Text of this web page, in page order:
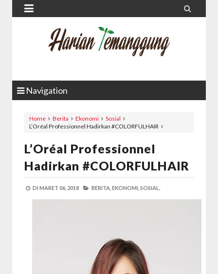
 
Navigation
Home Berita Ekonomi
Sosial
L’Oréal Professionnel Hadirkan #COLORFULHAIR
L’Oréal Professionnel
Hadirkan #COLORFULHAIR
DI MARET 06, 2018 BERITA, EKONOMI, SOSIAL,